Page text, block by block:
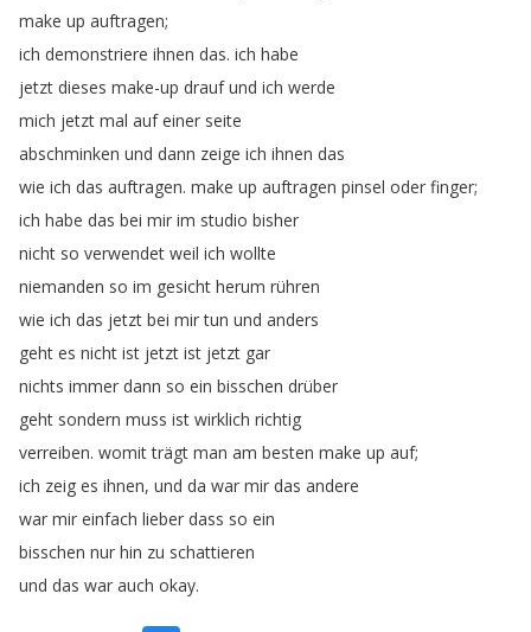
make up auftragen;
ich demonstriere ihnen das. ich habe
jetzt dieses make-up drauf und ich werde
mich jetzt mal auf einer seite
abschminken und dann zeige ich ihnen das
wie ich das auftragen. make up auftragen pinsel oder finger;
ich habe das bei mir im studio bisher
nicht so verwendet weil ich wollte
niemanden so im gesicht herum rühren
wie ich das jetzt bei mir tun und anders
geht es nicht ist jetzt ist jetzt gar
nichts immer dann so ein bisschen drüber
geht sondern muss ist wirklich richtig
verreiben. womit trägt man am besten make up auf;
ich zeig es ihnen, und da war mir das andere
war mir einfach lieber dass so ein
bisschen nur hin zu schattieren
und das war auch okay.